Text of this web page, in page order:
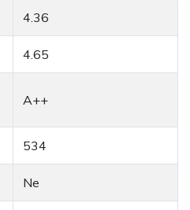
4.36
4.65
A++
534
Ne